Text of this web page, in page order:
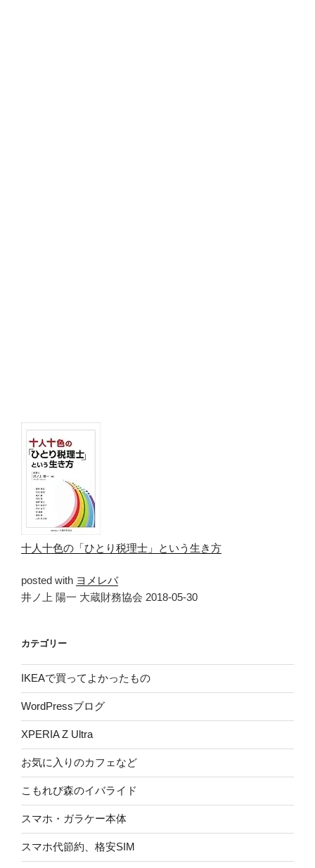
十人十色の「ひとり税理士」という生き方
posted with ヨメレバ
井ノ上 陽一 大蔵財務協会 2018-05-30
カテゴリー
IKEAで買ってよかったもの
WordPressブログ
XPERIA Z Ultra
お気に入りのカフェなど
こもれび森のイバライド
スマホ・ガラケー本体
スマホ代節約、格安SIM